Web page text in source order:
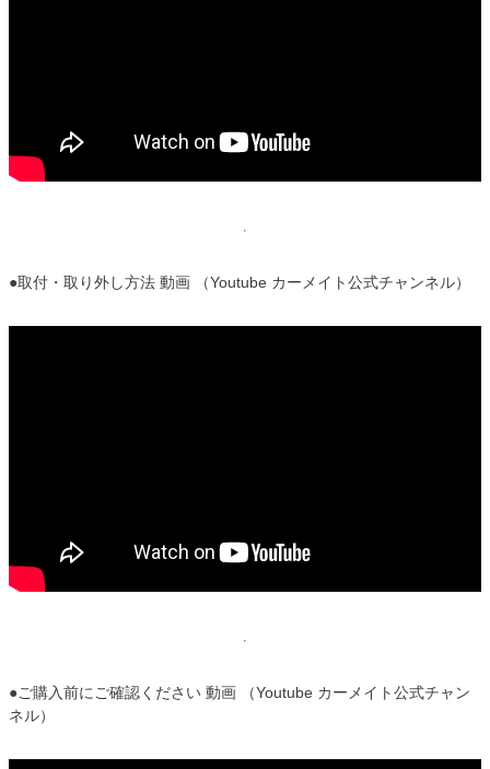
●取付・取り外し方法 動画 （Youtube カーメイト公式チャンネル）
●ご購入前にご確認ください 動画 （Youtube カーメイト公式チャン
ネル）